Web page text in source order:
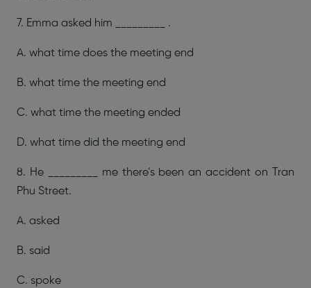
7. Emma asked him _________ .
A. what time does the meeting end
B. what time the meeting end
C. what time the meeting ended
D. what time did the meeting end
8. He _________ me there’s been an accident on Tran
Phu Street.
A. asked
B. said
C. spoke